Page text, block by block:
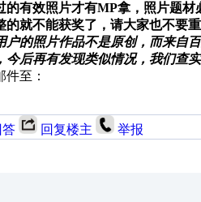
的有效照片才有MP拿，照片题
的就不能获奖了，请大家也不要
户的照片作品不是原创，而来自
今后再有发现类似情况，我们查
至：
答 回复楼主 举报